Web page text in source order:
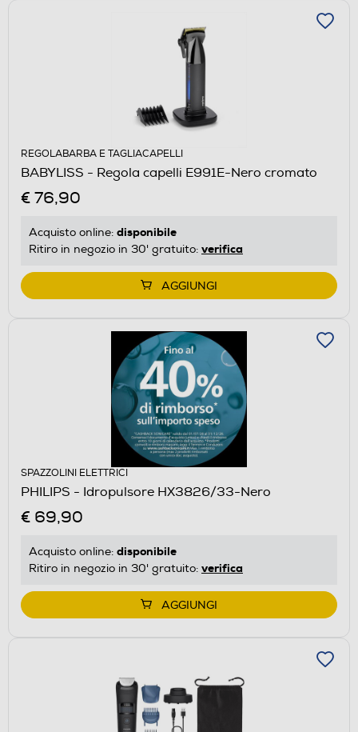
REGOLABARBA E TAGLIACAPELLI
BABYLISS - Regola capelli E991E-Nero cromato
€ 76,90
Acquisto online: disponibile
Ritiro in negozio in 30' gratuito: verifica
AGGIUNGI
SPAZZOLINI ELETTRICI
PHILIPS - Idropulsore HX3826/33-Nero
€ 69,90
Acquisto online: disponibile
Ritiro in negozio in 30' gratuito: verifica
AGGIUNGI